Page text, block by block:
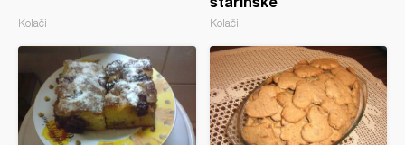
Kolači Kolači